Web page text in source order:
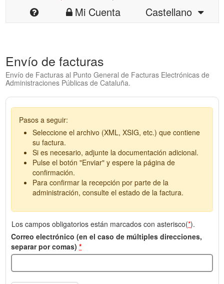
Mi Cuenta
Castellano
Envío de facturas
Envío de Facturas al Punto General de Facturas Electrónicas de
Administraciones Públicas de Cataluña.
Pasos a seguir:
Seleccione el archivo (XML, XSIG, etc.) que contiene
su factura.
Si es necesario, adjunte la documentación adicional.
Pulse el botón "Enviar" y espere la página de
confirmación.
Para confirmar la recepción por parte de la
administración, consulte el estado de la factura.
Los campos obligatorios están marcados con asterisco(*).
Correo electrónico (en el caso de múltiples direcciones,
separar por comas) *